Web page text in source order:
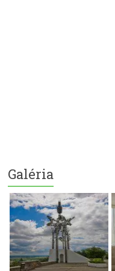
Galéria